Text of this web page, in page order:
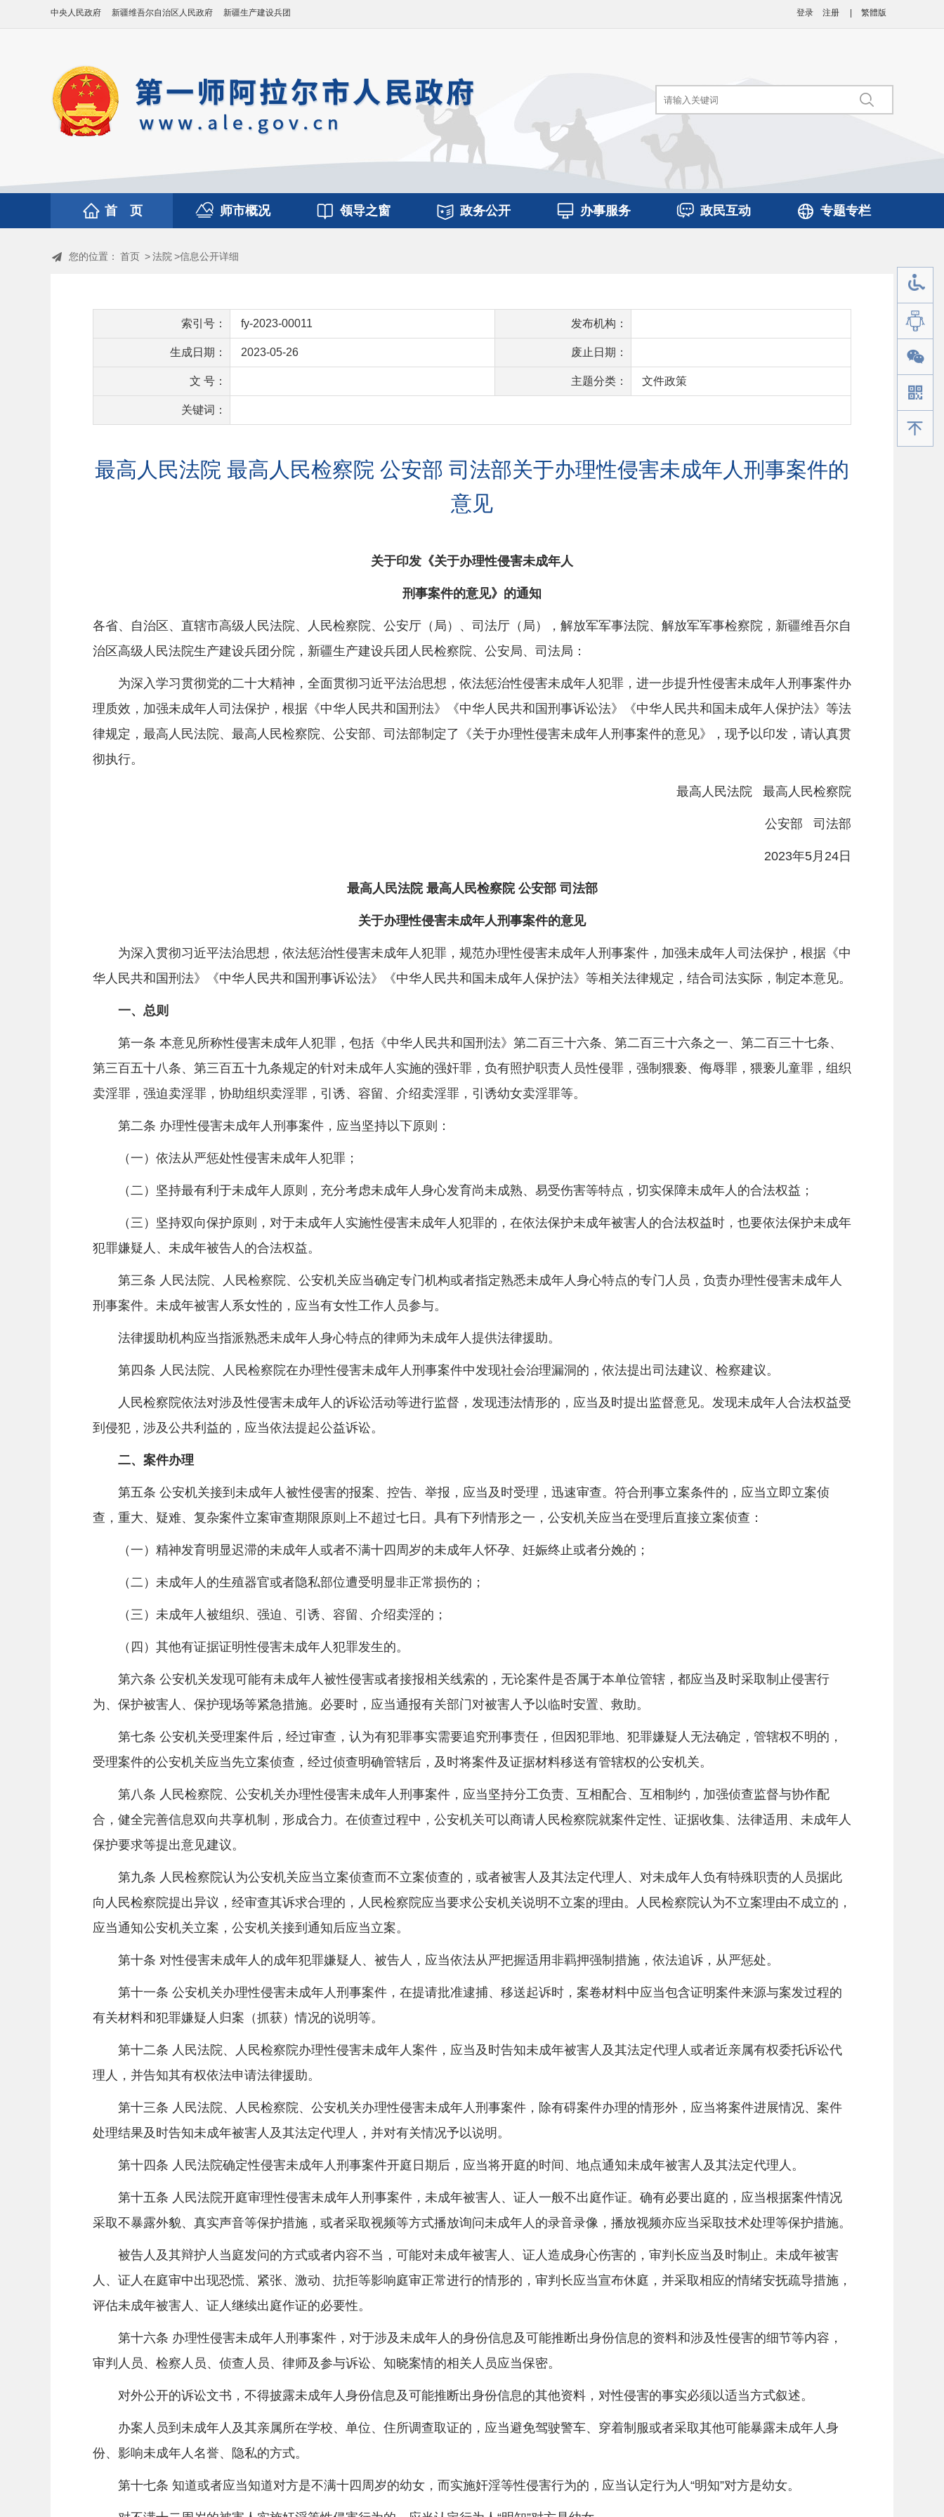
登录 注册 繁體版
中央人民政府 新疆维吾尔自治区人民政府 新疆生产建设兵团
首 页 师市概况 领导之窗 政务公开 办事服务 政民互动 专题专栏
您的位置： 首页 >法院 >信息公开详细
索引号： fy-2023-00011 发布机构：
生成日期： 2023-05-26 废止日期：
文 号： 主题分类： 文件政策
关键词：
最高人民法院 最高人民检察院 公安部 司法部关于办理性侵害未成年人刑事案件的
意见
关于印发《关于办理性侵害未成年人
刑事案件的意见》的通知
各省、自治区、直辖市高级人民法院、人民检察院、公安厅（局）、司法厅（局），解放军军事法院、解放军军事检察院，新疆维吾尔自
治区高级人民法院生产建设兵团分院，新疆生产建设兵团人民检察院、公安局、司法局：
为深入学习贯彻党的二十大精神，全面贯彻习近平法治思想，依法惩治性侵害未成年人犯罪，进一步提升性侵害未成年人刑事案件办
理质效，加强未成年人司法保护，根据《中华人民共和国刑法》《中华人民共和国刑事诉讼法》《中华人民共和国未成年人保护法》等法
律规定，最高人民法院、最高人民检察院、公安部、司法部制定了《关于办理性侵害未成年人刑事案件的意见》，现予以印发，请认真贯
彻执行。
最高人民法院 最高人民检察院
公安部 司法部
2023年5月24日
最高人民法院 最高人民检察院 公安部 司法部
关于办理性侵害未成年人刑事案件的意见
为深入贯彻习近平法治思想，依法惩治性侵害未成年人犯罪，规范办理性侵害未成年人刑事案件，加强未成年人司法保护，根据《中
华人民共和国刑法》《中华人民共和国刑事诉讼法》《中华人民共和国未成年人保护法》等相关法律规定，结合司法实际，制定本意见。
一、总则
第一条 本意见所称性侵害未成年人犯罪，包括《中华人民共和国刑法》第二百三十六条、第二百三十六条之一、第二百三十七条、
第三百五十八条、第三百五十九条规定的针对未成年人实施的强奸罪，负有照护职责人员性侵罪，强制猥亵、侮辱罪，猥亵儿童罪，组织
卖淫罪，强迫卖淫罪，协助组织卖淫罪，引诱、容留、介绍卖淫罪，引诱幼女卖淫罪等。
第二条 办理性侵害未成年人刑事案件，应当坚持以下原则：
（一）依法从严惩处性侵害未成年人犯罪；
（二）坚持最有利于未成年人原则，充分考虑未成年人身心发育尚未成熟、易受伤害等特点，切实保障未成年人的合法权益；
（三）坚持双向保护原则，对于未成年人实施性侵害未成年人犯罪的，在依法保护未成年被害人的合法权益时，也要依法保护未成年
犯罪嫌疑人、未成年被告人的合法权益。
第三条 人民法院、人民检察院、公安机关应当确定专门机构或者指定熟悉未成年人身心特点的专门人员，负责办理性侵害未成年人
刑事案件。未成年被害人系女性的，应当有女性工作人员参与。
法律援助机构应当指派熟悉未成年人身心特点的律师为未成年人提供法律援助。
第四条 人民法院、人民检察院在办理性侵害未成年人刑事案件中发现社会治理漏洞的，依法提出司法建议、检察建议。
人民检察院依法对涉及性侵害未成年人的诉讼活动等进行监督，发现违法情形的，应当及时提出监督意见。发现未成年人合法权益受
到侵犯，涉及公共利益的，应当依法提起公益诉讼。
二、案件办理
第五条 公安机关接到未成年人被性侵害的报案、控告、举报，应当及时受理，迅速审查。符合刑事立案条件的，应当立即立案侦
查，重大、疑难、复杂案件立案审查期限原则上不超过七日。具有下列情形之一，公安机关应当在受理后直接立案侦查：
（一）精神发育明显迟滞的未成年人或者不满十四周岁的未成年人怀孕、妊娠终止或者分娩的；
（二）未成年人的生殖器官或者隐私部位遭受明显非正常损伤的；
（三）未成年人被组织、强迫、引诱、容留、介绍卖淫的；
（四）其他有证据证明性侵害未成年人犯罪发生的。
第六条 公安机关发现可能有未成年人被性侵害或者接报相关线索的，无论案件是否属于本单位管辖，都应当及时采取制止侵害行
为、保护被害人、保护现场等紧急措施。必要时，应当通报有关部门对被害人予以临时安置、救助。
第七条 公安机关受理案件后，经过审查，认为有犯罪事实需要追究刑事责任，但因犯罪地、犯罪嫌疑人无法确定，管辖权不明的，
受理案件的公安机关应当先立案侦查，经过侦查明确管辖后，及时将案件及证据材料移送有管辖权的公安机关。
第八条 人民检察院、公安机关办理性侵害未成年人刑事案件，应当坚持分工负责、互相配合、互相制约，加强侦查监督与协作配
合，健全完善信息双向共享机制，形成合力。在侦查过程中，公安机关可以商请人民检察院就案件定性、证据收集、法律适用、未成年人
保护要求等提出意见建议。
第九条 人民检察院认为公安机关应当立案侦查而不立案侦查的，或者被害人及其法定代理人、对未成年人负有特殊职责的人员据此
向人民检察院提出异议，经审查其诉求合理的，人民检察院应当要求公安机关说明不立案的理由。人民检察院认为不立案理由不成立的，
应当通知公安机关立案，公安机关接到通知后应当立案。
第十条 对性侵害未成年人的成年犯罪嫌疑人、被告人，应当依法从严把握适用非羁押强制措施，依法追诉，从严惩处。
第十一条 公安机关办理性侵害未成年人刑事案件，在提请批准逮捕、移送起诉时，案卷材料中应当包含证明案件来源与案发过程的
有关材料和犯罪嫌疑人归案（抓获）情况的说明等。
第十二条 人民法院、人民检察院办理性侵害未成年人案件，应当及时告知未成年被害人及其法定代理人或者近亲属有权委托诉讼代
理人，并告知其有权依法申请法律援助。
第十三条 人民法院、人民检察院、公安机关办理性侵害未成年人刑事案件，除有碍案件办理的情形外，应当将案件进展情况、案件
处理结果及时告知未成年被害人及其法定代理人，并对有关情况予以说明。
第十四条 人民法院确定性侵害未成年人刑事案件开庭日期后，应当将开庭的时间、地点通知未成年被害人及其法定代理人。
第十五条 人民法院开庭审理性侵害未成年人刑事案件，未成年被害人、证人一般不出庭作证。确有必要出庭的，应当根据案件情况
采取不暴露外貌、真实声音等保护措施，或者采取视频等方式播放询问未成年人的录音录像，播放视频亦应当采取技术处理等保护措施。
被告人及其辩护人当庭发问的方式或者内容不当，可能对未成年被害人、证人造成身心伤害的，审判长应当及时制止。未成年被害
人、证人在庭审中出现恐慌、紧张、激动、抗拒等影响庭审正常进行的情形的，审判长应当宣布休庭，并采取相应的情绪安抚疏导措施，
评估未成年被害人、证人继续出庭作证的必要性。
第十六条 办理性侵害未成年人刑事案件，对于涉及未成年人的身份信息及可能推断出身份信息的资料和涉及性侵害的细节等内容，
审判人员、检察人员、侦查人员、律师及参与诉讼、知晓案情的相关人员应当保密。
对外公开的诉讼文书，不得披露未成年人身份信息及可能推断出身份信息的其他资料，对性侵害的事实必须以适当方式叙述。
办案人员到未成年人及其亲属所在学校、单位、住所调查取证的，应当避免驾驶警车、穿着制服或者采取其他可能暴露未成年人身
份、影响未成年人名誉、隐私的方式。
第十七条 知道或者应当知道对方是不满十四周岁的幼女，而实施奸淫等性侵害行为的，应当认定行为人“明知”对方是幼女。
手机版